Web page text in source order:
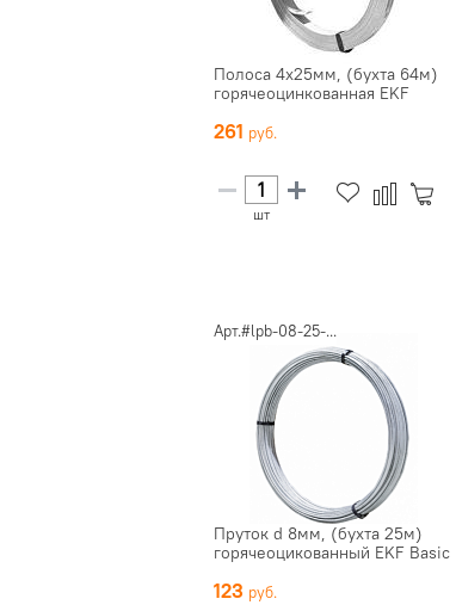
Полоса 4х25мм, (бухта 64м)
горячеоцинкованная EKF
261
шт
Арт.#lpb-08-25-...
Пруток d 8мм, (бухта 25м)
горячеоцикованный EKF Basic
123